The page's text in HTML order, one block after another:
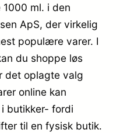
1000 ml. i den
ApS, der virkelig
populære varer. I
du shoppe løs
det oplagte valg
online kan
butikker- fordi
til en fysisk butik.